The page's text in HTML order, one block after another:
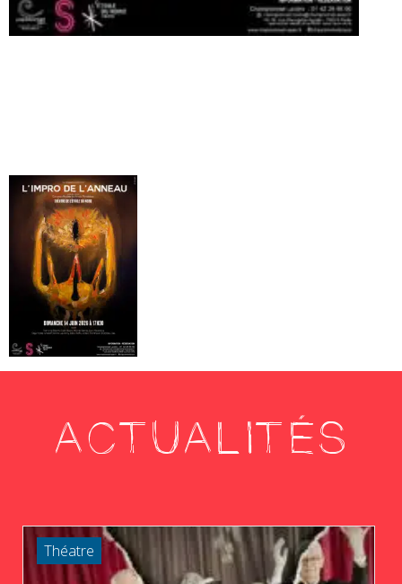
ACTUALITÉS
Théatre